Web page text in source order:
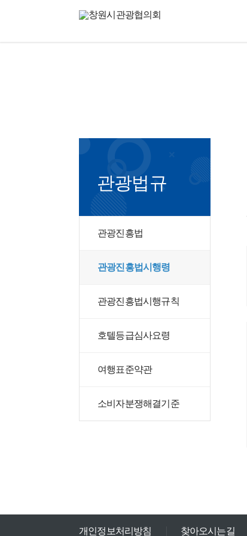
관광법규
관광진흥법
관광진흥법시행령
관광진흥법시행규칙
호텔등급심사요령
여행표준약관
소비자분쟁해결기준
개인정보처리방침 찾아오시는길